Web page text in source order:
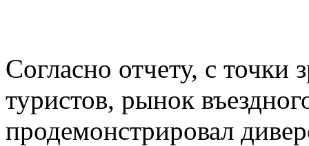
Согласно отчету, с точки
туристов, рынок
продемонстрировал